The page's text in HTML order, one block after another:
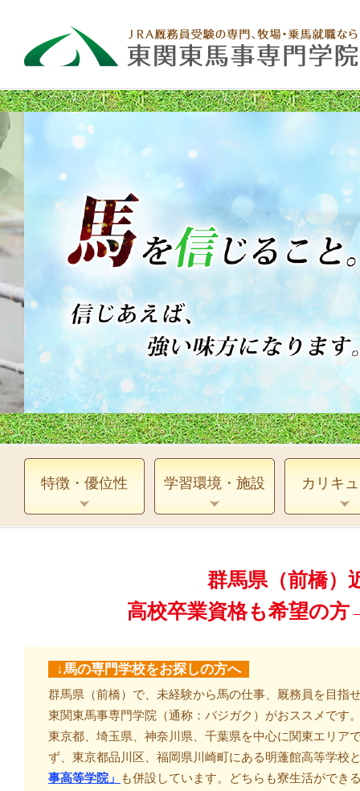
特徴・優位性 学習環境・施設 カリキ
群馬県（前橋）
高校卒業資格も希望の
↓馬の専門学校をお探しの方へ
群馬県（前橋）で、未経験から馬の仕事、厩務員を目
東関東馬事専門学院（通称：バジガク）がおススメです
東京都、埼玉県、神奈川県、千葉県を中心に関東エリア
ず、東京都品川区、福岡県川崎町にある明蓬館高等学校
事高等学院」
も併設しています。どちらも寮生活ができ